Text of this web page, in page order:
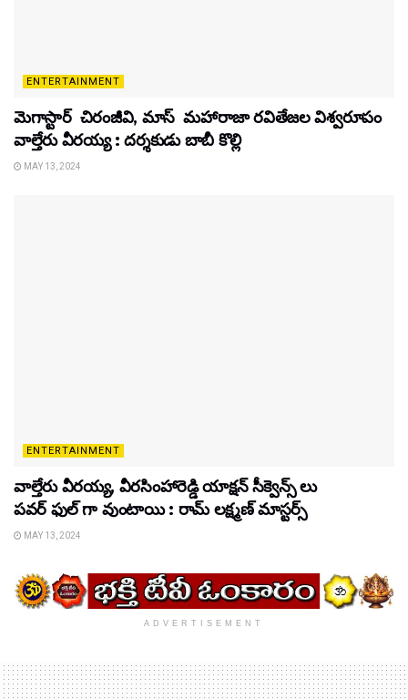
ENTERTAINMENT
మెగాస్టార్ చిరంజీవి, మాస్ మహారాజా రవితేజల విశ్వరూపం
వాల్తేరు వీరయ్య : దర్శకుడు బాబీ కొల్లి
MAY 13, 2024
ENTERTAINMENT
వాల్తేరు వీరయ్య, వీరసింహారెడ్డి యాక్షన్ సీక్వెన్స్ లు
పవర్ ఫుల్ గా వుంటాయి : రామ్ లక్ష్మణ్ మాస్టర్స్
MAY 13, 2024
ADVERTISEMENT